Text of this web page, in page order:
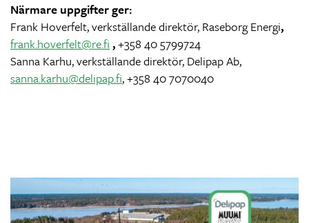
Närmare uppgifter ger:
Frank Hoverfelt, verkställande direktör, Raseborg Energi,
frank.hoverfelt@re.fi ,+358 40 5799724
Sanna Karhu, verkställande direktör, Delipap Ab,
sanna.karhu@delipap.fi, +358 40 7070040